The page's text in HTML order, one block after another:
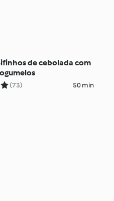
de cebolada com
(73) 50 min